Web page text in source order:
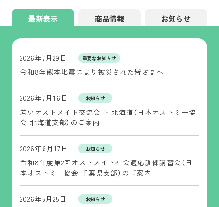
最新表示 商品情報 お知らせ
2026年7月29日 重要なお知らせ
令和8年熊本地震により被災された皆さまへ
2026年7月16日 お知らせ
若いオストメイト交流会 in 北海道（日本オストミー協
会 北海道支部）のご案内
2026年6月17日 お知らせ
令和8年度第2回オストメイト社会適応訓練講習会（日
本オストミー協会 千葉県支部）のご案内
2026年5月25日 お知らせ